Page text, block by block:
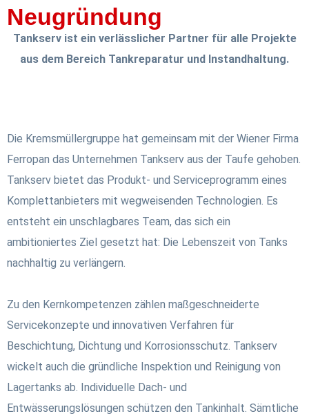
Neugründung
Tankserv ist ein verlässlicher Partner für alle Projekte
aus dem Bereich Tankreparatur und Instandhaltung.
Die Kremsmüllergruppe hat gemeinsam mit der Wiener Firma
Ferropan das Unternehmen Tankserv aus der Taufe gehoben.
Tankserv bietet das Produkt- und Serviceprogramm eines
Komplettanbieters mit wegweisenden Technologien. Es
entsteht ein unschlagbares Team, das sich ein
ambitioniertes Ziel gesetzt hat: Die Lebenszeit von Tanks
nachhaltig zu verlängern.
Zu den Kernkompetenzen zählen maßgeschneiderte
Servicekonzepte und innovativen Verfahren für
Beschichtung, Dichtung und Korrosionsschutz. Tankserv
wickelt auch die gründliche Inspektion und Reinigung von
Lagertanks ab. Individuelle Dach- und
Entwässerungslösungen schützen den Tankinhalt. Sämtliche